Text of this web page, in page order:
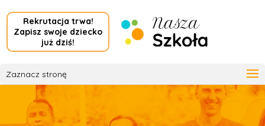
Rekrutacja trwa!
Zapisz swoje dziecko
już dziś!
Zaznacz stronę